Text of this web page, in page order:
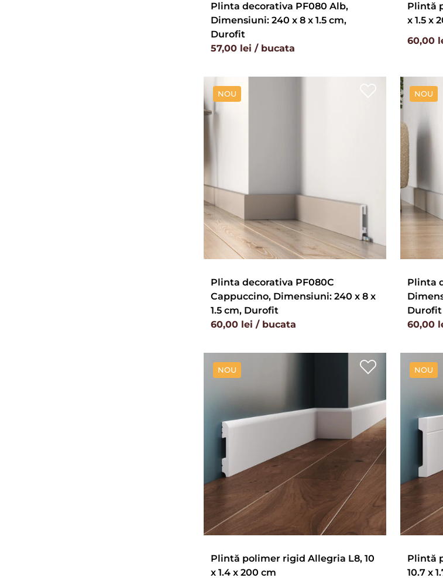
Plinta decorativa PF080 Alb,
Dimensiuni: 240 x 8 x 1.5 cm,
Durofit
57,00 lei / bucata
Plintă
x 1.5 x
60,00
NOU
Plinta decorativa PF080C
Cappuccino, Dimensiuni: 240 x 8 x
1.5 cm, Durofit
60,00 lei / bucata
NOU
Plinta
Durofit
60,00
NOU
Plintă polimer rigid Allegria L8, 10
x 1.4 x 200 cm
NOU
Plintă
10.7 x